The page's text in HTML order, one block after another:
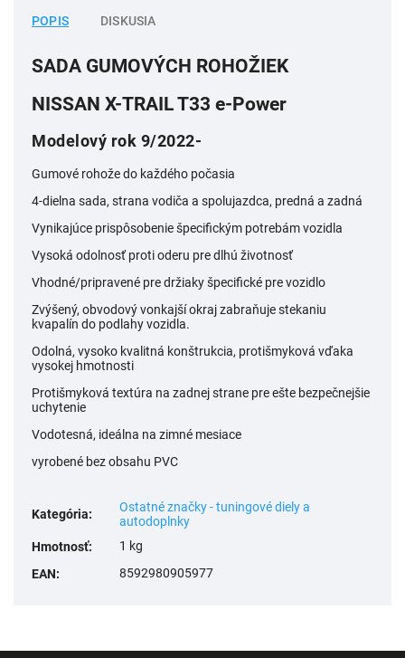
POPIS DISKUSIA
SADA GUMOVÝCH ROHOŽIEK
NISSAN X-TRAIL T33 e-Power
Modelový rok 9/2022-
Gumové rohože do každého počasia
4-dielna sada, strana vodiča a spolujazdca, predná a zadná
Vynikajúce prispôsobenie špecifickým potrebám vozidla
Vysoká odolnosť proti oderu pre dlhú životnosť
Vhodné/pripravené pre držiaky špecifické pre vozidlo
Zvýšený, obvodový vonkajší okraj zabraňuje stekaniu
kvapalín do podlahy vozidla.
Odolná, vysoko kvalitná konštrukcia, protišmyková vďaka
vysokej hmotnosti
Protišmyková textúra na zadnej strane pre ešte bezpečnejšie
uchytenie
Vodotesná, ideálna na zimné mesiace
vyrobené bez obsahu PVC
Kategória:
Ostatné značky - tuningové diely a
autodoplnky
Hmotnosť:
1 kg
EAN: 8592980905977